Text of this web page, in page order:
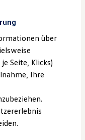
Produzenten, die
die Reifenklasse.
über
Seite, Klicks)
Ihre